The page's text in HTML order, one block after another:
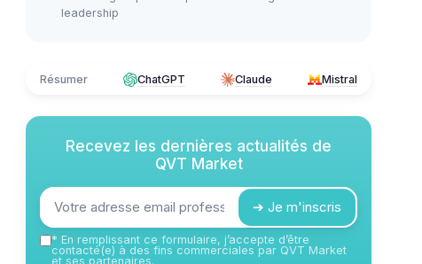
leadership
Résumer ChatGPT Claude Mistral
Recevez les dernières actualités de
QVT Market
➔ Je m'inscris
* En remplissant ce formulaire, j’accepte d’être
contacté(e) à des fins commerciales par QVT Market
et ses partenaires.